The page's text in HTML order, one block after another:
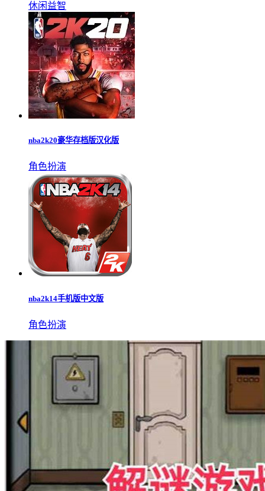
休闲益智
nba2k20豪华存档版汉化版
角色扮演
nba2k14手机版中文版
角色扮演